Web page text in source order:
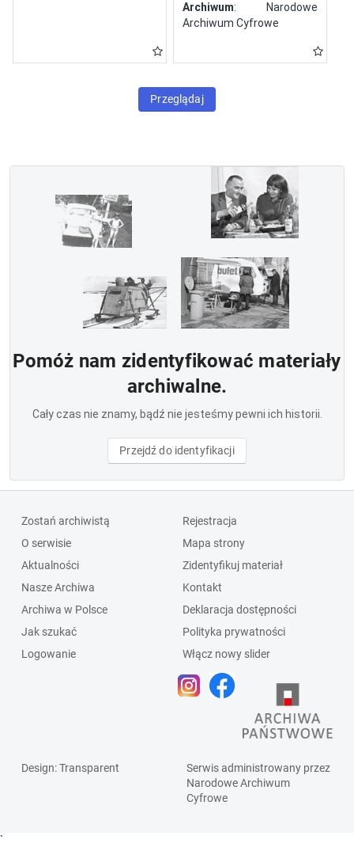
Siemaszki
Archiwum: Narodowe
Archiwum Cyfrowe
Przeglądaj
Pomóż nam zidentyfikować materiały
archiwalne.
Cały czas nie znamy, bądź nie jesteśmy pewni ich historii.
Przejdź do identyfikacji
Zostań archiwistą
O serwisie
Aktualności
Nasze Archiwa
Archiwa w Polsce
Jak szukać
Logowanie
Rejestracja
Mapa strony
Zidentyfikuj materiał
Kontakt
Deklaracja dostępności
Polityka prywatności
Włącz nowy slider
Design: Transparent
Serwis administrowany przez
Narodowe Archiwum
Cyfrowe
`